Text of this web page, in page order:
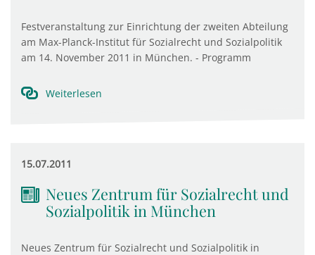
Festveranstaltung zur Einrichtung der zweiten Abteilung
am Max-Planck-Institut für Sozialrecht und Sozialpolitik
am 14. November 2011 in München. - Programm
Weiterlesen
15.07.2011
Neues Zentrum für Sozialrecht und
Sozialpolitik in München
Neues Zentrum für Sozialrecht und Sozialpolitik in